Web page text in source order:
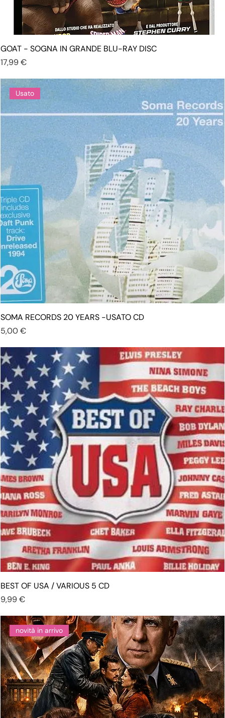
GOAT - SOGNA IN GRANDE BLU-RAY DISC
Prezzo
17,99 €
Usato
SOMA RECORDS 20 YEARS -USATO CD
Prezzo
5,00 €
BEST OF USA / VARIOUS 5 CD
Prezzo
9,99 €
novità in arrivo